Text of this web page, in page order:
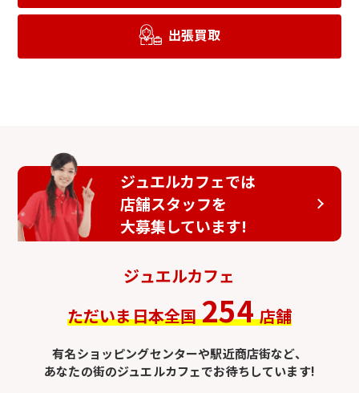
出張買取
ジュエルカフェでは
店舗スタッフを
大募集しています!
ジュエルカフェ
ただいま日本全国 254 店舗
有名ショッピングセンターや駅近商店街など、
あなたの街のジュエルカフェでお待ちしています!